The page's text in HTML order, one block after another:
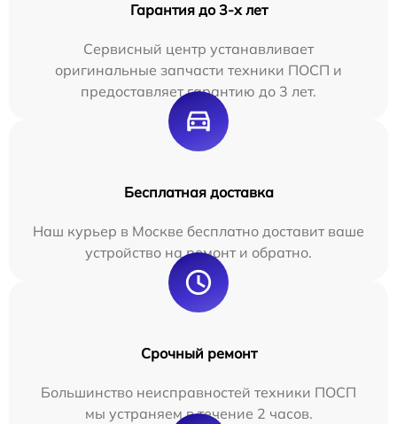
Гарантия до 3-х лет
Сервисный центр устанавливает
оригинальные запчасти техники ПОСП и
предоставляет гарантию до 3 лет.
Бесплатная доставка
Наш курьер в Москве бесплатно доставит ваше
устройство на ремонт и обратно.
Срочный ремонт
Большинство неисправностей техники ПОСП
мы устраняем в течение 2 часов.